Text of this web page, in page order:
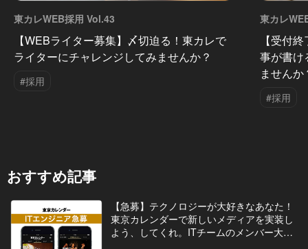
東カレWEB採用 Vol.43
【WEBライター募集】〆切迫る！東カレで
ライターにチャレンジしてみませんか？
#採用
東カレ
【受付
事が書け
ませんか
#採用
おすすめ記事
【急募】テクノロジーが大好きなあなた！
東京カレンダーで新しいメディアを実装し
よう、してくれ。ITチームのメンバー大募